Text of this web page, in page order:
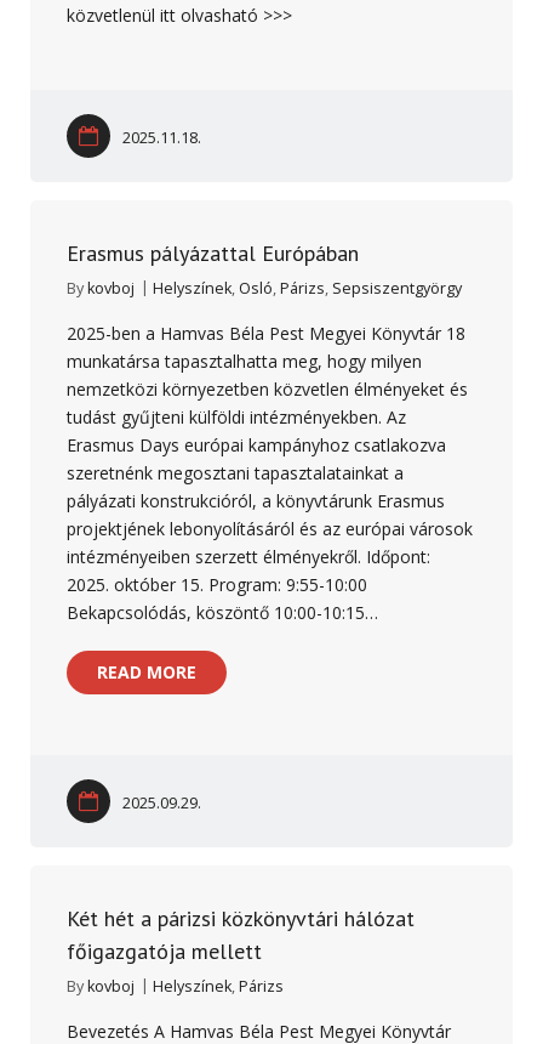
közvetlenül itt olvasható >>>
2025.11.18.
Erasmus pályázattal Európában
Bykovboj Helyszínek, Osló,Párizs, Sepsiszentgyörgy
2025-ben a Hamvas Béla Pest Megyei Könyvtár 18
munkatársa tapasztalhatta meg, hogy milyen
nemzetközi környezetben közvetlen élményeket és
tudást gyűjteni külföldi intézményekben. Az
Erasmus Days európai kampányhoz csatlakozva
szeretnénk megosztani tapasztalatainkat a
pályázati konstrukcióról, a könyvtárunk Erasmus
projektjének lebonyolításáról és az európai városok
intézményeiben szerzett élményekről. Időpont:
2025. október 15. Program: 9:55-10:00
Bekapcsolódás, köszöntő 10:00-10:15…
READ MORE
2025.09.29.
Két hét a párizsi közkönyvtári hálózat
főigazgatója mellett
Bykovboj Helyszínek,Párizs
Bevezetés A Hamvas Béla Pest Megyei Könyvtár